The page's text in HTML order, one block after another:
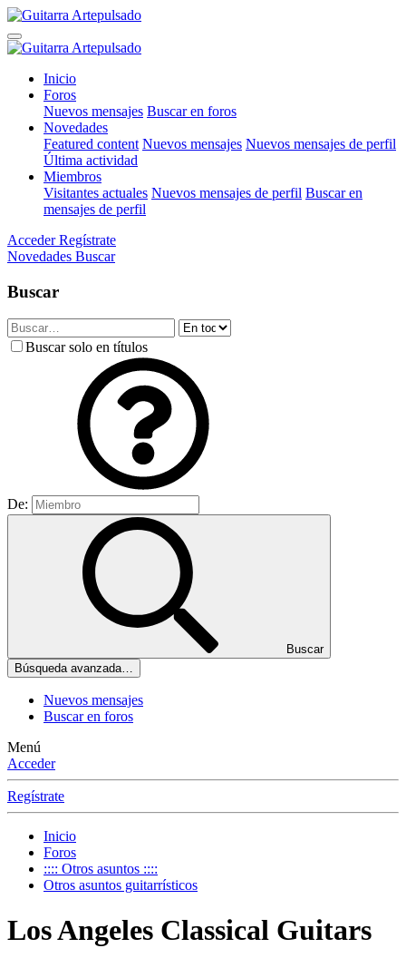
Inicio
Foros
Nuevos mensajes Buscar en foros
Novedades
Featured content Nuevos mensajes Nuevos mensajes de perfil
Última actividad
Miembros
Visitantes actuales Nuevos mensajes de perfil Buscar en
mensajes de perfil
Acceder Regístrate
Novedades Buscar
Buscar
Buscar solo en títulos
De:
Buscar
Búsqueda avanzada…
Nuevos mensajes
Buscar en foros
Menú
Acceder
Regístrate
Inicio
Foros
:::: Otros asuntos ::::
Otros asuntos guitarrísticos
Los Angeles Classical Guitars